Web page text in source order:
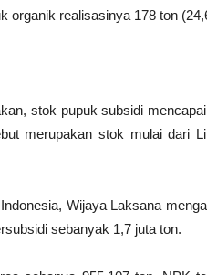
organik realisasinya 178 ton
stok pupuk subsidi
merupakan stok mulai dari
Wijaya Laksana
sebanyak 1,7 juta ton.